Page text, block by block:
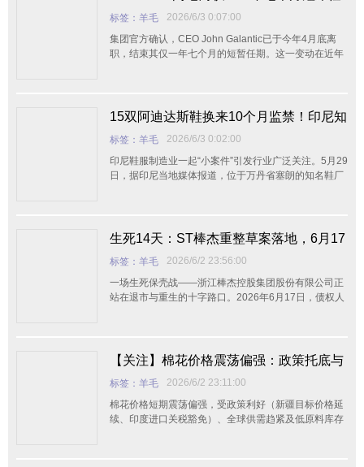
期背后，私有化后的奢侈鞋履巨头何去何
从？
标签：羊毛
2026/6/3 0:07:00
集团官方确认，CEO John Galantic已于今年4月底离
职，结束其仅一年七个月的短暂任期。这一变动在近年
帽网了解，Tod’s官方将离职原因归结为“个人原因”，
Galantic已返回美国。目前集团CEO职位暂
15双阿迪达斯鞋换来10个月监禁！印尼知
名鞋厂曝内盗案，供应链安全警钟再起
标签：羊毛
2026/6/3 0:02:00
印尼鞋服制造业一起“小案件”引发行业广泛关注。5月29
日，据印尼当地媒体报道，位于万丹省塞朗的知名鞋厂
生死14天：ST棒杰重整草案落地，6月17
日决战保壳
标签：羊毛
2026/6/2 23:56:00
一场生死保壳战——浙江棒杰控股集团股份有限公司正
站在退市与重生的十字路口。2026年6月17日，债权人
【关注】棉花价格震荡偏强：政策托底与
需求疲软博弈，中期能否突破17000？
标签：羊毛
2026/6/2 23:11:00
棉花价格短期震荡偏强，受政策利好（新疆目标价格延
续、印度进口关税豁免）、全球供需趋紧及低原料库存